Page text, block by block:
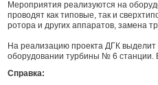
Мероприятия реализуются на
проводят как типовые, так и
ротора и других аппаратов, замена
На реализацию проекта ДГК
оборудовании турбины № 6 станции.
Справка: